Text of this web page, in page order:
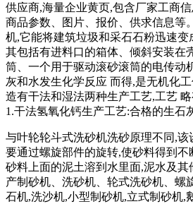
供应商,海量企业黄页,包含厂家工商
商品参数、图片、报价、供求信息等
机,它能将建筑垃圾和采石石粉迅速变
其包括有进料口的箱体、倾斜安装在
筒、一个用于驱动滚砂滚筒的电传动
灰和水发生化学反应 而得,是无机化
造有干法和湿法两种生产工艺,工艺
1.干法氢氧化钙生产工艺:合格的生石
与叶轮轮斗式洗砂机洗砂原理不同,该
要通过螺旋部件的旋转,使砂料得到不
砂料上面的泥土溶到水里面,泥水及其
产制砂机、洗砂机、轮式洗砂机、螺
石机,洗沙机,小型制砂机,立式制砂机,